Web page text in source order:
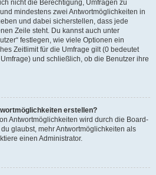
nicht die Berechtigung, Umfragen zu
mindestens zwei Antwortmöglichkeiten in
und dabei sicherstellen, dass jede
Zeile steht. Du kannst auch unter
festlegen, wie viele Optionen ein
Zeitlimit für die Umfrage gilt (0 bedeutet
und schließlich, ob die Benutzer ihre
erstellen?
Antwortmöglichkeiten wird durch die Board-
glaubst, mehr Antwortmöglichkeiten als
einen Administrator.